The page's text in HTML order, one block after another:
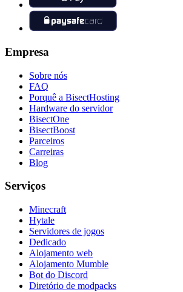
Empresa
Sobre nós
FAQ
Porquê a BisectHosting
Hardware do servidor
BisectOne
BisectBoost
Parceiros
Carreiras
Blog
Serviços
Minecraft
Hytale
Servidores de jogos
Dedicado
Alojamento web
Alojamento Mumble
Bot do Discord
Diretório de modpacks